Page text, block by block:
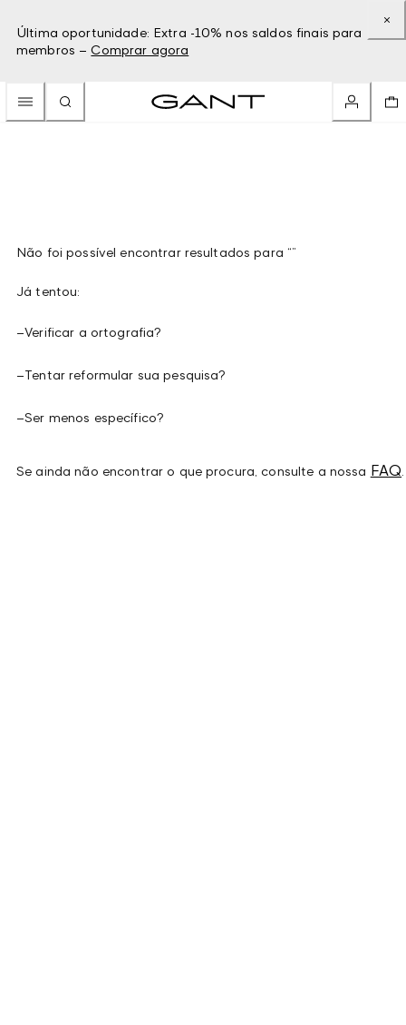
Última oportunidade: Extra -10% nos saldos finais para
membros – Comprar agora
Não foi possível encontrar resultados para “”
Já tentou:
–Verificar a ortografia?
–Tentar reformular sua pesquisa?
–Ser menos específico?
Se ainda não encontrar o que procura, consulte a nossa FAQ